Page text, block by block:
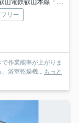
電鉄叡山本線「三宅八幡」駅 徒歩13分
リー
作業能率が上がりま
浴室乾燥機... もっと